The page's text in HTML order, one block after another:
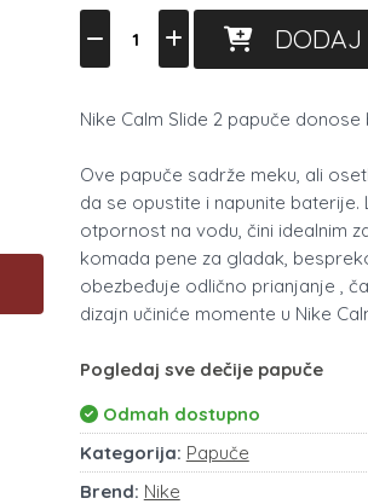
DODAJ
Nike Calm Slide 2 papuče
Ove papuče sadrže meku, ali
da se opustite i napunite baterije.
otpornost na vodu, čini idealnim
komada pene za gladak,
obezbeđuje odlično prianjanje ,
dizajn učiniće momente u Nike
Pogledaj sve dečije papuče
Odmah dostupno
Kategorija: Papuče
Brend: Nike